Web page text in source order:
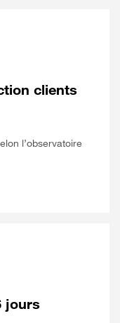
clients
l’observatoire
jours